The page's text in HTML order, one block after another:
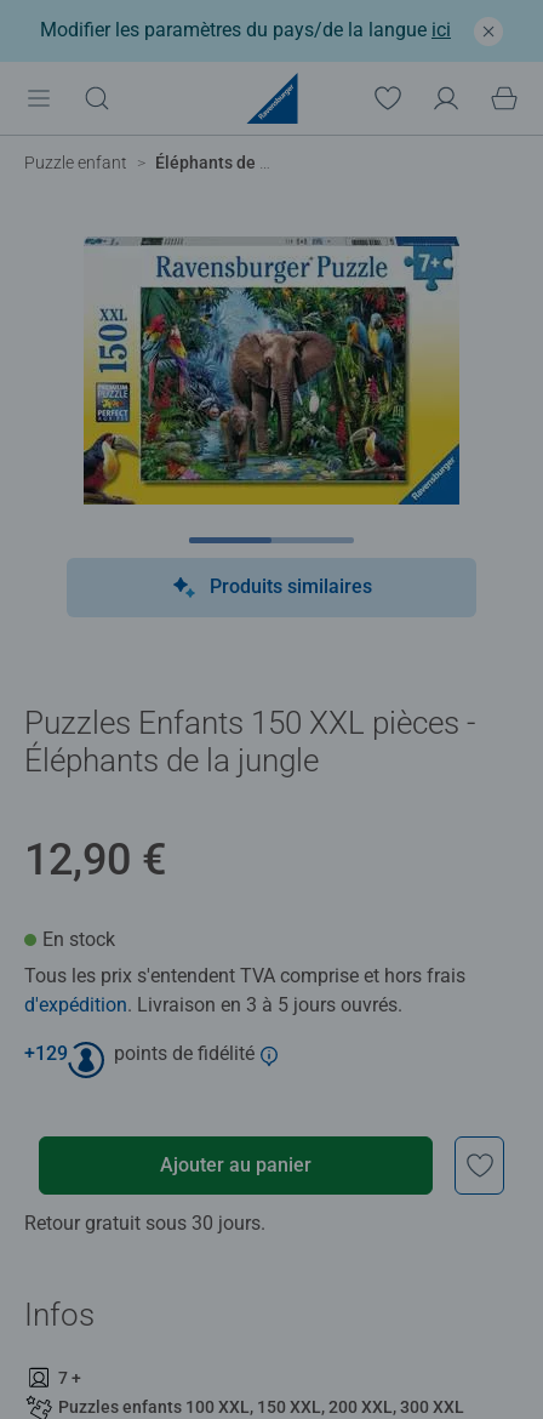
Modifier les paramètres du pays/de la langue ici
Puzzle enfant Éléphants de la jungle
Produits similaires
Puzzles Enfants 150 XXL pièces -
Éléphants de la jungle
12,90 €
En stock
Tous les prix s'entendent TVA comprise et hors frais
d'expédition. Livraison en 3 à 5 jours ouvrés.
+129 points de fidélité
Ajouter au panier
Retour gratuit sous 30 jours.
Infos
7 +
Puzzles enfants 100 XXL, 150 XXL, 200 XXL, 300 XXL